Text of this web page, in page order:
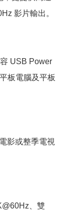
影片輸出。
USB Power
板電腦及平板
影或整季電視
、雙